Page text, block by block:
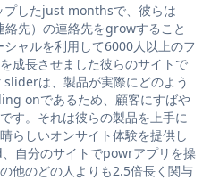
プしたjust monthsで、彼らは
先）の連絡先をgrowすること
ャルを利用して6000人以上のフ
成長させました彼らのサイトで
は、製品が実際にどのよう
onであるため、顧客にすばや
す。それは彼らの製品を上手に
らしいオンサイト体験を提供し
自分のサイトでpowrアプリを操
他のどの人よりも2.5倍長く関与